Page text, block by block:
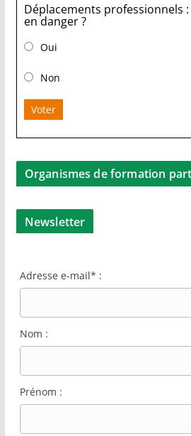
Déplacements professionnels
en danger ?
Oui
Non
Voter
Organismes de formation
Newsletter
Adresse e-mail* :
Nom :
Prénom :